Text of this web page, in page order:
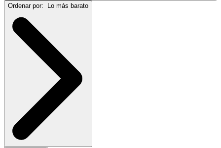
Ordenar por:
Lo más barato